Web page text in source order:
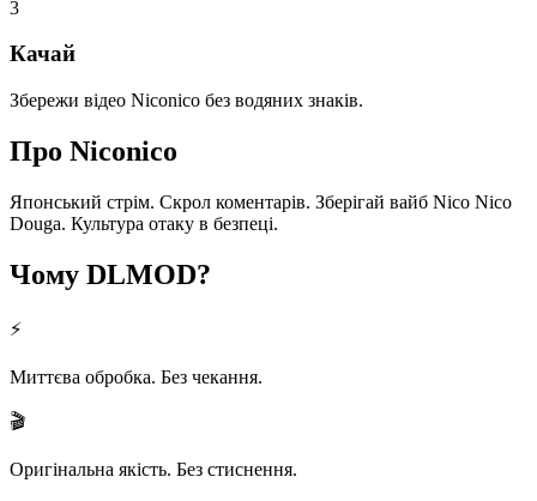
3
Качай
Збережи відео Niconico без водяних знаків.
Про Niconico
Японський стрім. Скрол коментарів. Зберігай вайб Nico Nico
Douga. Культура отаку в безпеці.
Чому DLMOD?
⚡
Миттєва обробка. Без чекання.
🎬
Оригінальна якість. Без стиснення.